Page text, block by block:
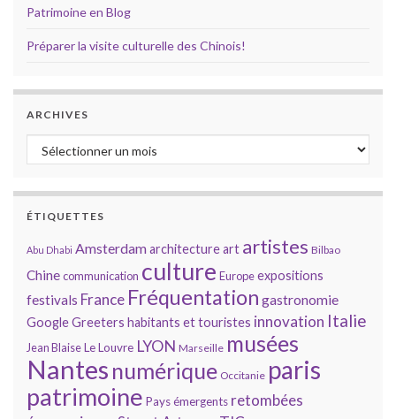
Patrimoine en Blog
Préparer la visite culturelle des Chinois!
ARCHIVES
Archives
ÉTIQUETTES
Abu Dhabi Amsterdamarchitectureart artistes Bilbao
Chinecommunication culture Europeexpositions
festivals France Fréquentation gastronomie
GoogleGreeters habitants et touristes innovation Italie
Jean BlaiseLe Louvre LYON Marseille musées
Nantes numérique Occitanie paris
patrimoine Pays émergents retombées